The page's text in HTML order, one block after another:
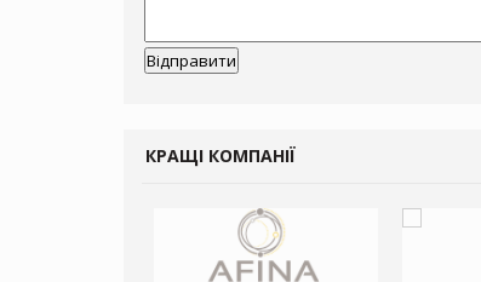
КРАЩІ КОМПАНІЇ